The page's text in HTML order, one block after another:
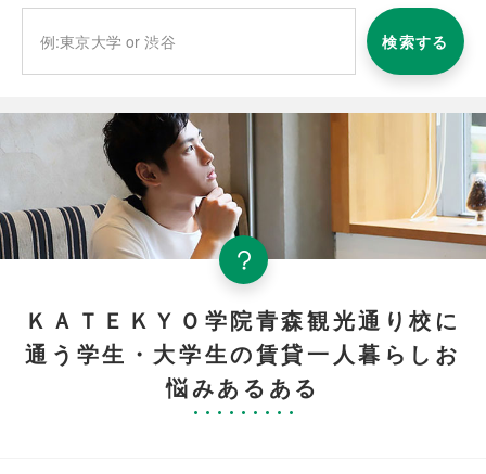
検索する
ＫＡＴＥＫＹＯ学院青森観光通り校に
通う学生・大学生の賃貸一人暮らしお
悩みあるある